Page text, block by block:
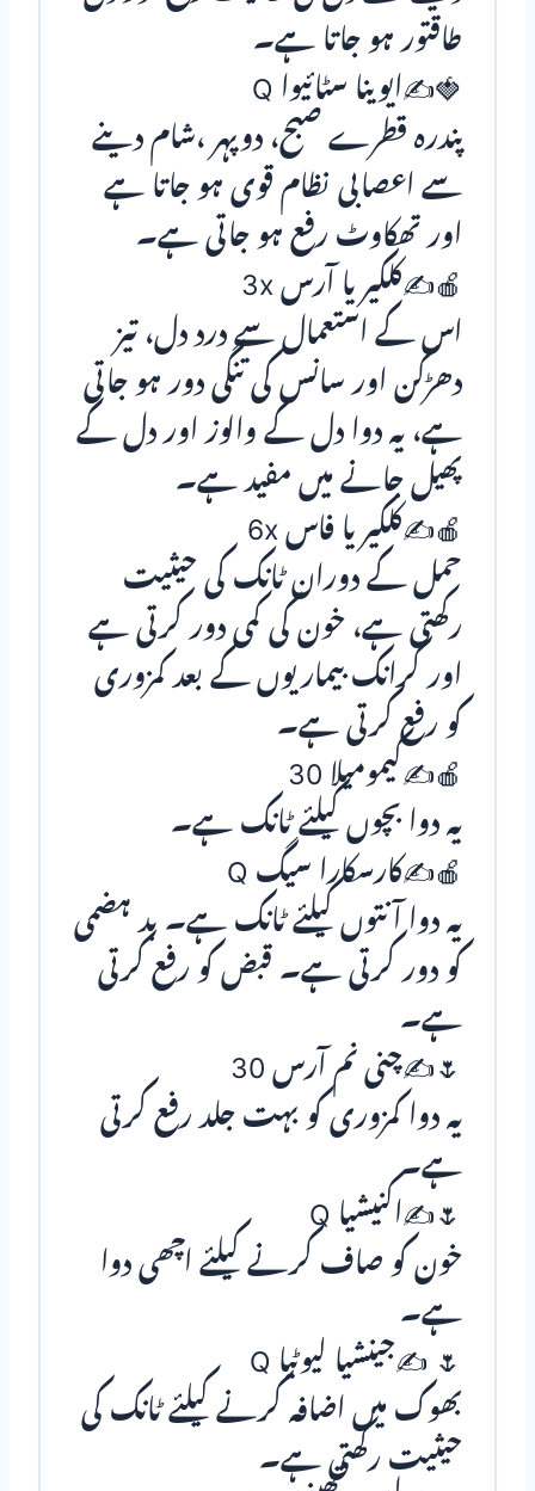
طاقتور ہو جاتا ہے۔
🍓✍ایوینا سٹائیوا Q
پندرہ قطرے صبح، دوپہر ،شام دینے
سے اعصابی نظام قوی ہو جاتا ہے
اور تھکاوٹ رفع ہو جاتی ہے۔
🍎✍کلکیریا آرس 3x
اس کے استعمال سے درد دل، تیز
دھڑکن اور سانس کی تنگی دور ہو جاتی
ہے، یہ دوا دل کے والوز اور دل کے
پھیل جانے میں مفید ہے۔
🍎✍کلکیریا فاس 6x
حمل کے دوران ٹانک کی حیثیت
رکھتی ہے، خون کی کمی دور کرتی ہے
اور کرانک بیماریوں کے بعد کمزوری
کو رفع کرتی ہے۔
🍎✍کیمومیلا 30
یہ دوا بچوں کیلئے ٹانک ہے۔
🍎✍کارسکارا سیگ Q
یہ دوا آنتوں کیلئے ٹانک ہے۔ بد ہضمی
کو دور کرتی ہے۔ قبض کو رفع کرتی
ہے۔
🌷✍چنی نم آرس 30
یہ دوا کمزوری کو بہت جلد رفع کرتی
ہے۔
🌷✍اکنیشیا Q
خون کو صاف کرنے کیلئے اچھی دوا
ہے۔
🌷 ✍جینشیا لیوٹیا Q
بھوک میں اضافہ کرنے کیلئے ٹانک کی
حیثیت رکھتی ہے۔